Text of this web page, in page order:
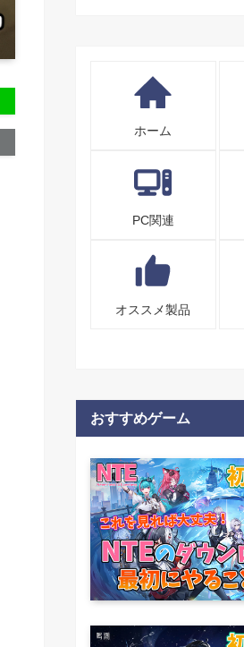
ホーム
PC関連
オススメ製品
おすすめゲーム